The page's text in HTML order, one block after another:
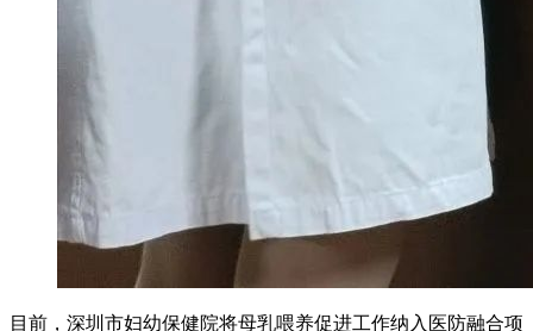
目前，深圳市妇幼保健院将母乳喂养促进工作纳入医防融合项